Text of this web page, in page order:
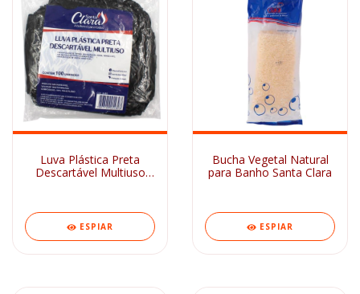
Luva Plástica Preta
Descartável Multiuso
ESPIAR
Bucha Vegetal Natural
para Banho Santa Clara
ESPIAR